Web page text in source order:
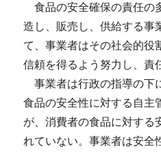
食品の安全確保の責任の
造し、販売し、供給する事
て、事業者はその社会的役
信頼を得るよう努力し、責
事業者は行政の指導の下
食品の安全性に対する自主
が、消費者の食品に対する
れていない。事業者は安全